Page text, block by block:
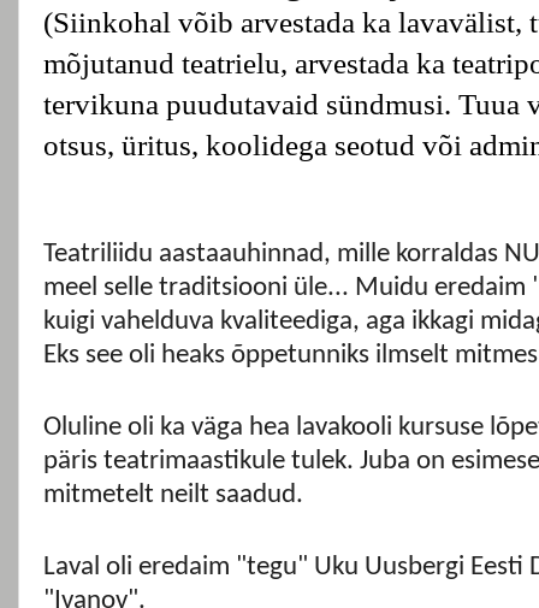
(Siinkohal võib arvestada ka lavavälist,
mõjutanud teatrielu, arvestada ka
tervikuna puudutavaid sündmusi. Tuua
otsus, üritus, koolidega seotud või
Teatriliidu aastaauhinnad, mille korraldas
meel selle traditsiooni üle... Muidu
kuigi vahelduva kvaliteediga, aga ikkagi
Eks see oli heaks õppetunniks ilmselt
Oluline oli ka väga hea lavakooli kursuse
päris teatrimaastikule tulek. Juba on
mitmetelt neilt saadud.
Laval oli eredaim "tegu" Uku Uusbergi Eesti
"Ivanov".